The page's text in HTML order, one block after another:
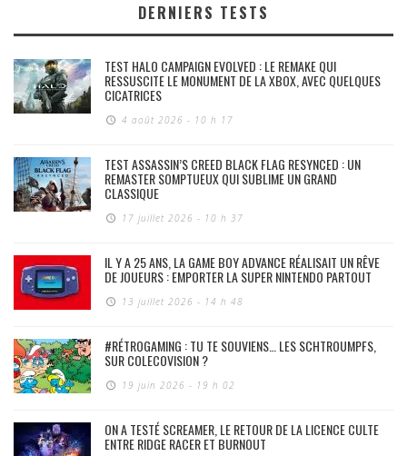
DERNIERS TESTS
TEST HALO CAMPAIGN EVOLVED : LE REMAKE QUI
RESSUSCITE LE MONUMENT DE LA XBOX, AVEC QUELQUES
CICATRICES
4 août 2026 - 10 h 17
TEST ASSASSIN’S CREED BLACK FLAG RESYNCED : UN
REMASTER SOMPTUEUX QUI SUBLIME UN GRAND
CLASSIQUE
17 juillet 2026 - 10 h 37
IL Y A 25 ANS, LA GAME BOY ADVANCE RÉALISAIT UN RÊVE
DE JOUEURS : EMPORTER LA SUPER NINTENDO PARTOUT
13 juillet 2026 - 14 h 48
#RÉTROGAMING : TU TE SOUVIENS… LES SCHTROUMPFS,
SUR COLECOVISION ?
19 juin 2026 - 19 h 02
ON A TESTÉ SCREAMER, LE RETOUR DE LA LICENCE CULTE
ENTRE RIDGE RACER ET BURNOUT